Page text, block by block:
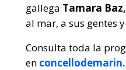
gallega Tamara Baz,
al mar, a sus gentes
Consulta toda la
en